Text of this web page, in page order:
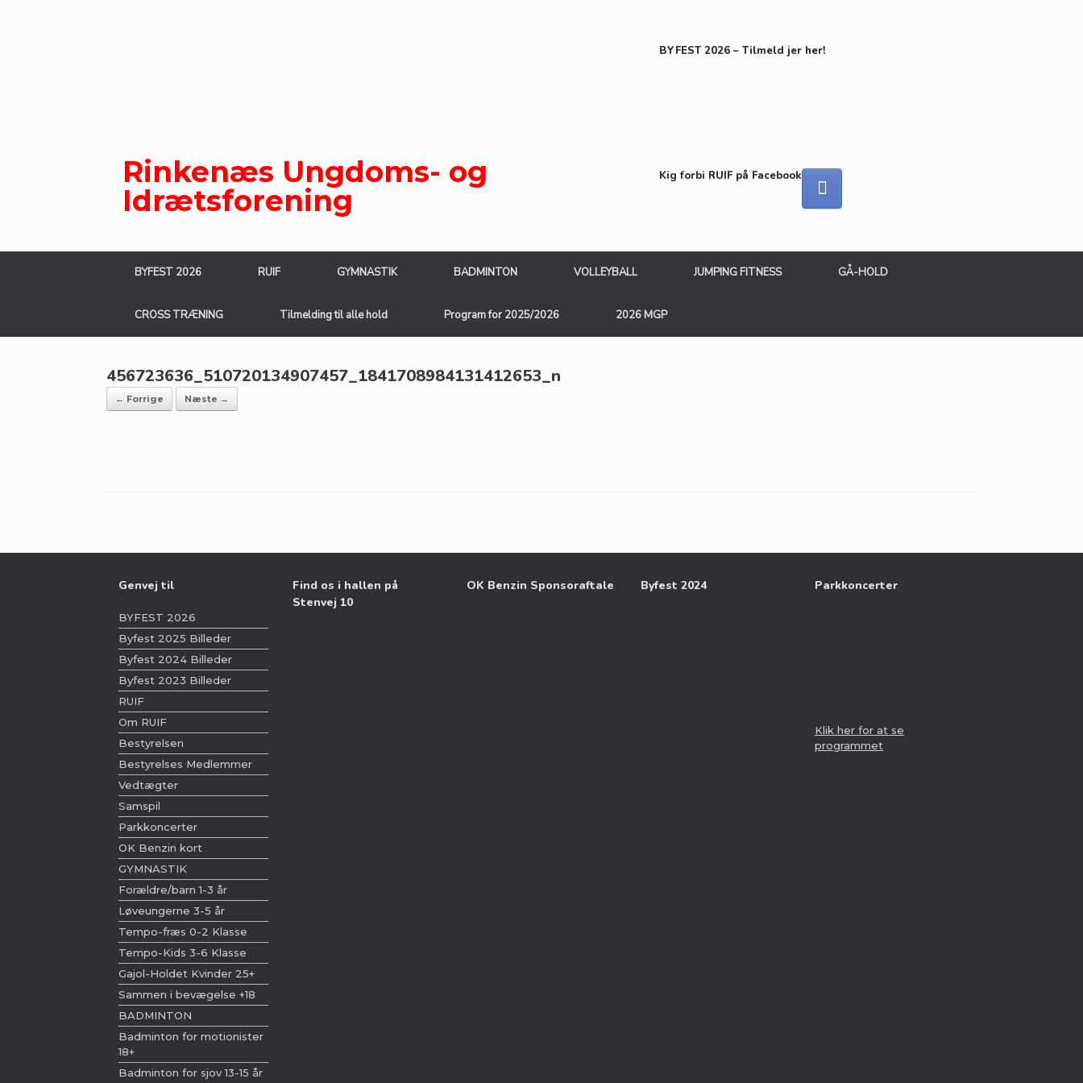
Rinkenæs Ungdoms- og
Idrætsforening
BYFEST 2026 – Tilmeld jer her!
Kig forbi RUIF på Facebook
BYFEST 2026 RUIF GYMNASTIK BADMINTON VOLLEYBALL JUMPING FITNESS GÅ-HOLD
CROSS TRÆNING Tilmelding til alle hold Program for 2025/2026 2026 MGP
456723636_510720134907457_1841708984131412653_n
← Forrige Næste →
Genvej til
BYFEST 2026
Byfest 2025 Billeder
Byfest 2024 Billeder
Byfest 2023 Billeder
RUIF
Om RUIF
Bestyrelsen
Bestyrelses Medlemmer
Vedtægter
Samspil
Parkkoncerter
OK Benzin kort
GYMNASTIK
Forældre/barn 1-3 år
Løveungerne 3-5 år
Tempo-fræs 0-2 Klasse
Tempo-Kids 3-6 Klasse
Gajol-Holdet Kvinder 25+
Sammen i bevægelse +18
BADMINTON
Badminton for motionister
18+
Badminton for sjov 13-15 år
Find os i hallen på
Stenvej 10
OK Benzin Sponsoraftale Byfest 2024 Parkkoncerter
Klik her for at se
programmet